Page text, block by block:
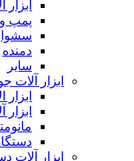
پمپ
دمنده
سایر
ابزار
ابزار آلات